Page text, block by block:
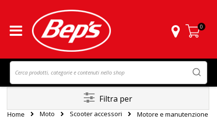
Carrello
0
Home Moto Scooter accessori Motore e manutenzione
Filtra per